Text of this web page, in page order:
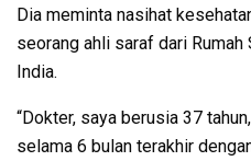
Dia meminta nasihat
seorang ahli saraf dari
India.
“Dokter, saya berusia 37
selama 6 bulan terakhir